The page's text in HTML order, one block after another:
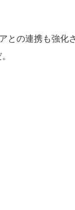
の連携も強化